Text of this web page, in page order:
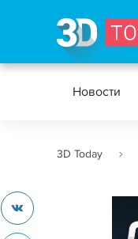
Новости
3D Today